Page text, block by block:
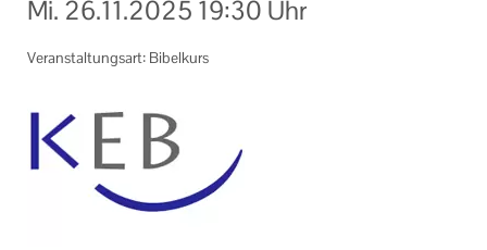
Mi. 26.11.2025 19:30 Uhr
Veranstaltungsart: Bibelkurs
Mitglieder und Kooperationspartner der KEB
Zentralveranstaltungen
Eltern Kind Gruppen
Veranstaltungen der KEB Pfaffenhofen